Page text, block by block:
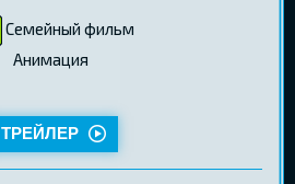
Семейный фильм
Aнимация
ТРЕЙЛЕР